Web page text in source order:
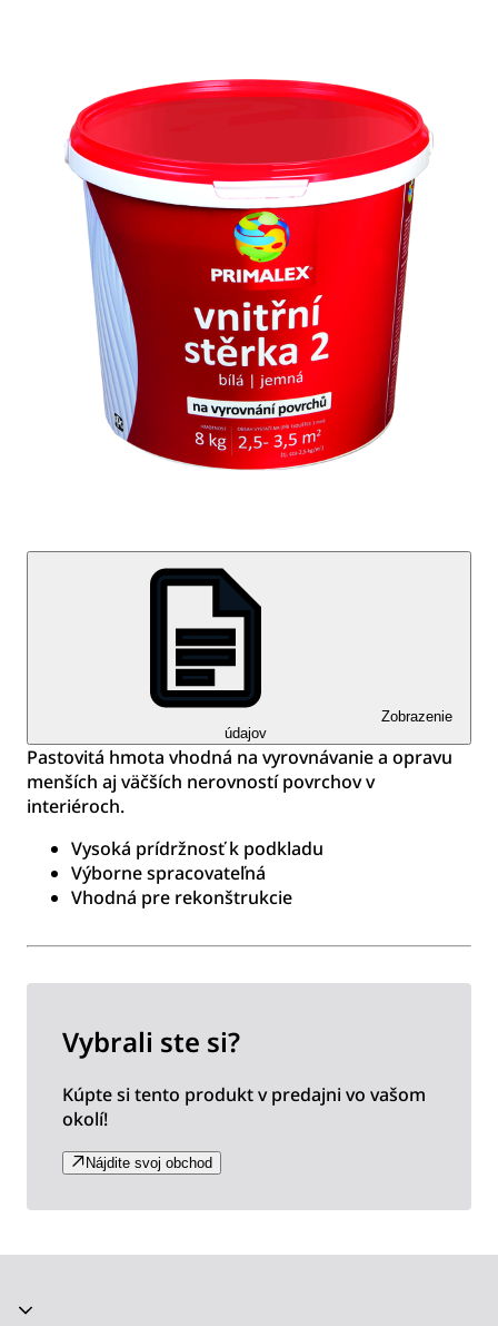
Zobrazenie
údajov
Pastovitá hmota vhodná na vyrovnávanie a opravu
menších aj väčších nerovností povrchov v
interiéroch.
Vysoká prídržnosť k podkladu
Výborne spracovateľná
Vhodná pre rekonštrukcie
Vybrali ste si?
Kúpte si tento produkt v predajni vo vašom
okolí!
Nájdite svoj obchod
Akordeón sa zrútil